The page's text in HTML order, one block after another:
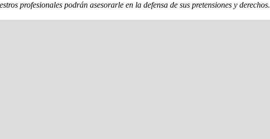
profesionales podrán asesorarle en la defensa de sus pretensiones y derechos.